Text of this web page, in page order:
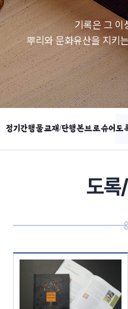
기록은 그 이
뿌리와 문화유산을 지키
정기간행물교재/단행본브로슈어도
도록